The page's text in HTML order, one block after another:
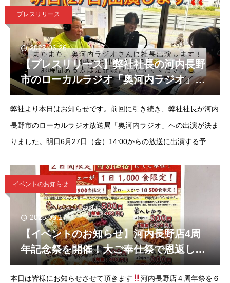
（2019年
プレスリリース
2025.06.26
【プレスリリース】弊社社長の河内長野
市のローカルラジオ「奥河内ラジオ」出
演が決定！
弊社より本日はお知らせです。前回に引き続き、弊社社長が河内
長野市のローカルラジオ放送局「奥河内ラジオ」への出演が決ま
りました。明日6月27日（金）14:00からの放送に出演する予定
に楽しみにしてるよ
イベントのお知らせ
2025.06.17
【イベントのお知らせ】河内長野店4周
年記念祭を開催！大ご奉仕祭で恩返しさ
せていただきます。
本日は皆様にお知らせさせて頂きます
河内長野店４周年祭を６